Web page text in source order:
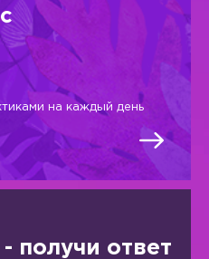
на каждый день
получи ответ